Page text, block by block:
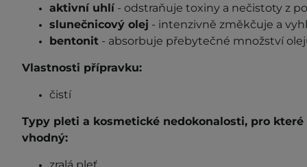
aktivní uhlí- odstraňuje toxiny a nečistoty z
slunečnicový olej - intenzivně změkčuje a
bentonit - absorbuje přebytečné množství
Vlastnosti přípravku:
čistí
Typy pleti a kosmetické nedokonalosti, pro
vhodný:
zralá pleť